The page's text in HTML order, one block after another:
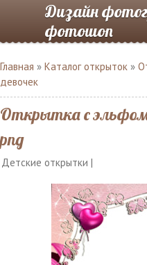
Дизайн
фотошоп
Главная » Каталог открыток »
девочек
Открытка с
png
Детские открытки |